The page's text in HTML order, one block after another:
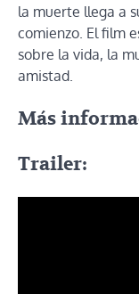
la muerte llega a
comienzo. El film
sobre la vida, la
amistad.
Más
Trailer: